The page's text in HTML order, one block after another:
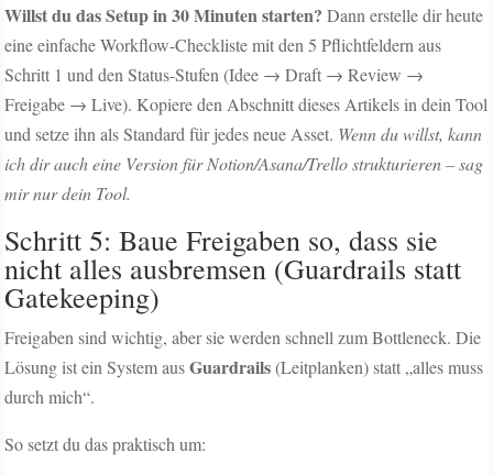
Willst du das Setup in 30 Minuten starten? Dann erstelle dir heute
eine einfache Workflow-Checkliste mit den 5 Pflichtfeldern aus
Schritt 1 und den Status-Stufen (Idee → Draft → Review →
Freigabe → Live). Kopiere den Abschnitt dieses Artikels in dein Tool
und setze ihn als Standard für jedes neue Asset. Wenn du willst, kann
ich dir auch eine Version für Notion/Asana/Trello strukturieren – sag
mir nur dein Tool.
Schritt 5: Baue Freigaben so, dass sie
nicht alles ausbremsen (Guardrails statt
Gatekeeping)
Freigaben sind wichtig, aber sie werden schnell zum Bottleneck. Die
Lösung ist ein System ausGuardrails(Leitplanken) statt „alles muss
durch mich“.
So setzt du das praktisch um: